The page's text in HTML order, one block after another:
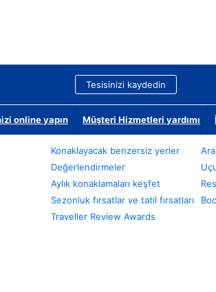
Tesisinizi kaydedin
online yapın Müşteri Hizmetleri yardımı
Konaklayacak benzersiz yerler
Değerlendirmeler
Aylık konaklamaları keşfet
Sezonluk fırsatlar ve tatil fırsatları
Traveller Review Awards